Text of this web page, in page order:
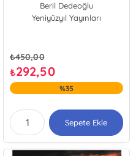
Beril Dedeoğlu
Yeniyüzyıl Yayınları
₺450,00
₺292,50
%35
Sepete Ekle